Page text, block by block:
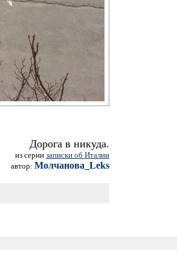
Дорога в никуда.
из серии записки об Италии
автор: Молчанова_Leks